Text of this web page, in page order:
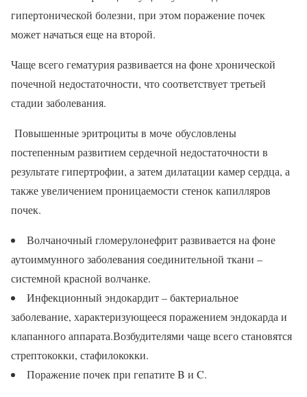
гипертонической болезни, при этом поражение почек
может начаться еще на второй.
Чаще всего гематурия развивается на фоне хронической
почечной недостаточности, что соответствует третьей
стадии заболевания.
Повышенные эритроциты в моче обусловлены
постепенным развитием сердечной недостаточности в
результате гипертрофии, а затем дилатации камер сердца, а
также увеличением проницаемости стенок капилляров
почек.
Волчаночный гломерулонефрит развивается на фоне
аутоиммунного заболевания соединительной ткани –
системной красной волчанке.
Инфекционный эндокардит – бактериальное
заболевание, характеризующееся поражением эндокарда и
клапанного аппарата.Возбудителями чаще всего становятся
стрептококки, стафилококки.
Поражение почек при гепатите B и C.